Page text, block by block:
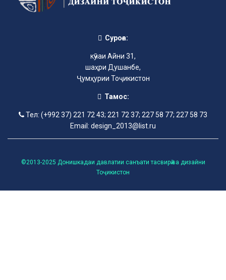
Суроға:
кӯчаи Айни 31,
шаҳри Душанбе,
Ҷумҳурии Тоҷикистон
Тамос:
Тел: (+992 37) 221 72 43; 221 72 37; 227 58 77; 227 58 73
Email: design_2013@list.ru
©2013-2025 Донишкадаи давлатии санъати тасвирӣ ва дизайни
Тоҷикистон